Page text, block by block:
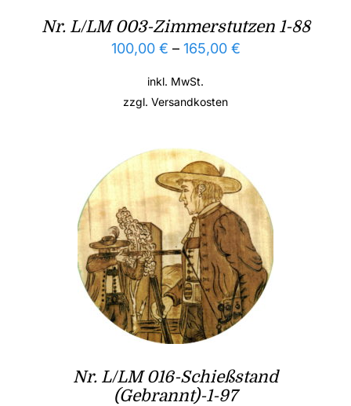
Nr. L/LM 003-Zimmerstutzen 1-88
100,00 € – 165,00 €
inkl. MwSt.
zzgl. Versandkosten
Nr. L/LM 016-Schießstand
(Gebrannt)-1-97